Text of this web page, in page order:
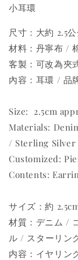
小耳環
尺寸：大約 2.5
材料：丹寧布 /
客製：可改為夾
內容：耳環 / 品
Size: 2.5cm
Materials:
/ Sterling
Customized:
Contents:
サイズ：約
材質：デニム /
ル / スターリン
内容：イヤリン